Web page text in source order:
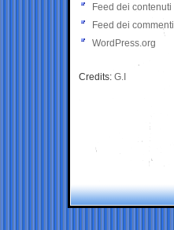
Feed dei contenuti
Feed dei commenti
WordPress.org
Credits: G.I